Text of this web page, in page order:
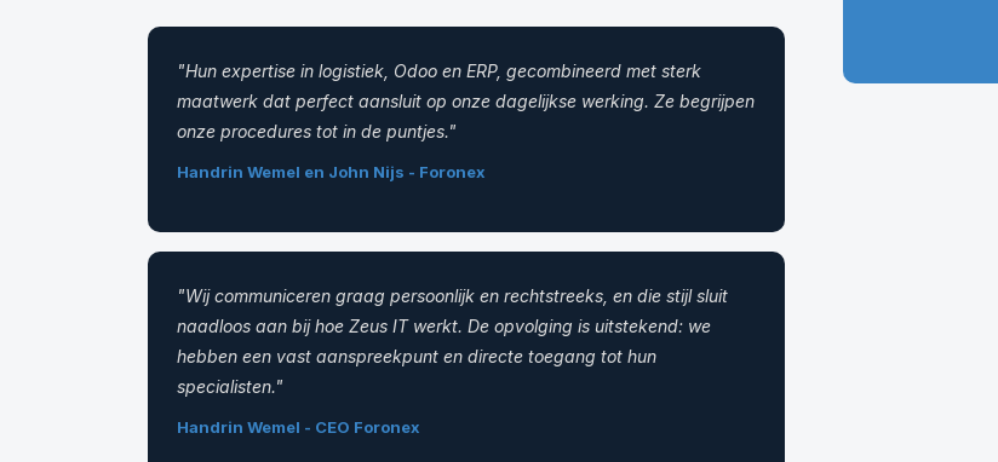
"Hun expertise in logistiek, Odoo en ERP, gecombineerd met sterk
maatwerk dat perfect aansluit op onze dagelijkse werking. Ze begrijpen
onze procedures tot in de puntjes."
Handrin Wemel en John Nijs - Foronex
"Wij communiceren graag persoonlijk en rechtstreeks, en die stijl sluit
naadloos aan bij hoe Zeus IT werkt. De opvolging is uitstekend: we
hebben een vast aanspreekpunt en directe toegang tot hun
specialisten."
Handrin Wemel - CEO Foronex